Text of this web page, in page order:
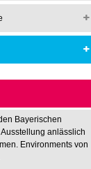
Bayerischen
anlässlich
Environments von